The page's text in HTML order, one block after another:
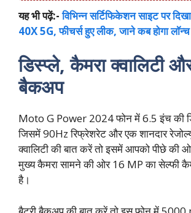
यह भी पढ़ें:-विभिन्न सर्टिफिकेशन साइट पर
40X 5G, फीचर्स हुए लीक, जाने कब होगा लॉन्च
डिस्प्ले, कैमरा क्वालिटी
बैकअप
Moto G Power 2024 फोन में 6.5 इंच की
जिसमें 90Hz रिफ्रेशरेट और एक शानदार
क्वालिटी की बात करें तो इसमें आपको पीछे की
मुख्य कैमरा सामने की ओर 16 MP का सेल्फी
है।